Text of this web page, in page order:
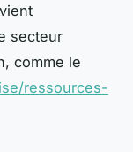
secteur
comme le
ressources-